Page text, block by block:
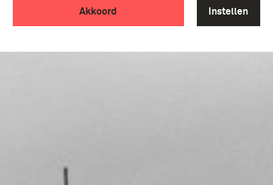
Akkoord Instellen